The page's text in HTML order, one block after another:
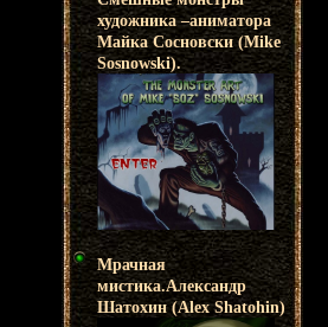
художника –аниматора
Майка Сосновски (Mike
Sosnowski).
Мрачная
мистика.Александр
Шатохин (Alex Shatohin)